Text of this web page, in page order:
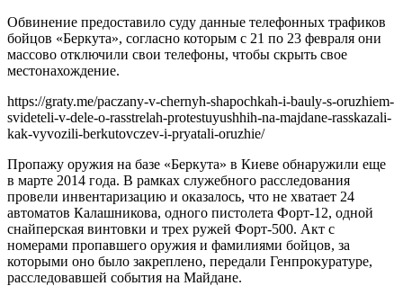
Обвинение предоставило суду данные телефонных трафиков
бойцов «Беркута», согласно которым с 21 по 23 февраля они
массово отключили свои телефоны, чтобы скрыть свое
местонахождение.
https://graty.me/paczany-v-chernyh-shapochkah-i-bauly-s-oruzhiem-
svideteli-v-dele-o-rasstrelah-protestuyushhih-na-majdane-rasskazali-
kak-vyvozili-berkutovczev-i-pryatali-oruzhie/
Пропажу оружия на базе «Беркута» в Киеве обнаружили еще
в марте 2014 года. В рамках служебного расследования
провели инвентаризацию и оказалось, что не хватает 24
автоматов Калашникова, одного пистолета Форт-12, одной
снайперская винтовки и трех ружей Форт-500. Акт с
номерами пропавшего оружия и фамилиями бойцов, за
которыми оно было закреплено, передали Генпрокуратуре,
расследовавшей события на Майдане.